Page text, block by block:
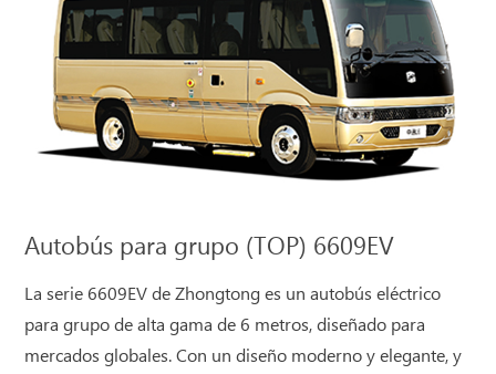
Autobús para grupo (TOP) 6609EV
La serie 6609EV de Zhongtong es un autobús eléctrico
para grupo de alta gama de 6 metros, diseñado para
mercados globales. Con un diseño moderno y elegante, y